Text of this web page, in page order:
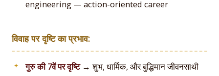
engineering — action-oriented career
विवाह पर दृष्टि का प्रभाव:
गुरु की 7वें पर दृष्टि→ शुभ, धार्मिक, और बुद्धिमान जीवनसाथी